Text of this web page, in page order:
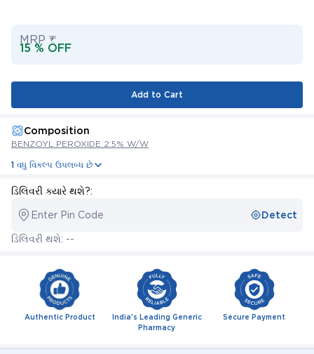
MRP ₹
15 % OFF
Add to Cart
Composition
BENZOYL PEROXIDE 2.5% W/W
1 વધુ વિકલ્પ ઉપલબ્ધ છે
ડિલિવરી ક્યારે થશે?:
Enter Pin Code Detect
ડિલિવરી થશે: --
Authentic Product
India's Leading Generic
Pharmacy
Secure Payment